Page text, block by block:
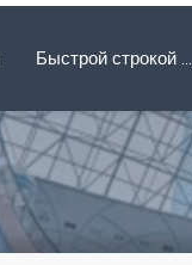
Быстрой строкой …